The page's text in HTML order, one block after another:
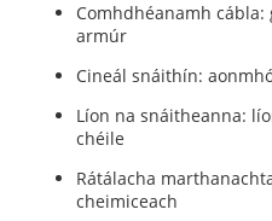
Comhdhéanamh
armúr
Cineál snáithín:
Líon na snáitheanna:
chéile
Rátálacha
cheimiceach